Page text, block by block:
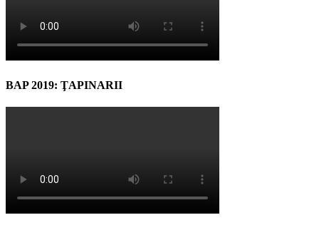
BAP 2019: ŢAPINARII